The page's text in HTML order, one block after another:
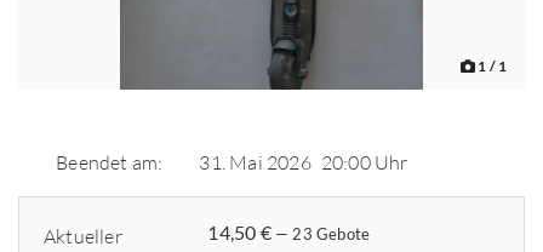
1 / 1
Beendet am: 31. Mai 2026 20:00 Uhr
Aktueller
14,50 € — 23 Gebote